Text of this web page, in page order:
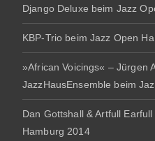
Django Deluxe beim Jazz
KBP-Trio beim Jazz Open
»African Voicings« – Jürgen
JazzHausEnsemble beim
Dan Gottshall & Artfull
Hamburg 2014